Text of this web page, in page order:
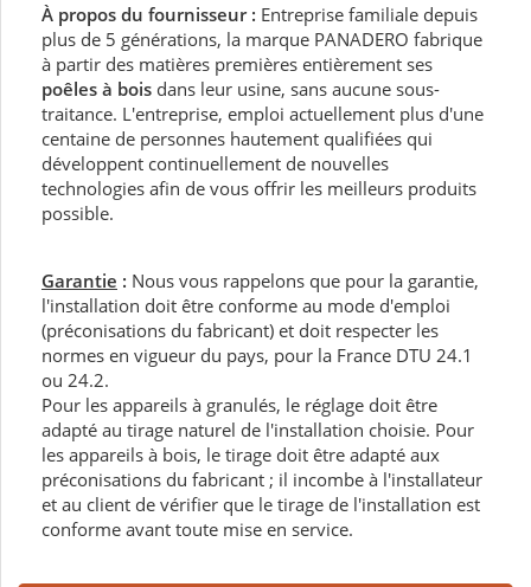
À propos du fournisseur : Entreprise familiale depuis
plus de 5 générations, la marque PANADERO fabrique
à partir des matières premières entièrement ses
poêles à bois dans leur usine, sans aucune sous-
traitance. L'entreprise, emploi actuellement plus d'une
centaine de personnes hautement qualifiées qui
développent continuellement de nouvelles
technologies afin de vous offrir les meilleurs produits
possible.
Garantie : Nous vous rappelons que pour la garantie,
l'installation doit être conforme au mode d'emploi
(préconisations du fabricant) et doit respecter les
normes en vigueur du pays, pour la France DTU 24.1
ou 24.2.
Pour les appareils à granulés, le réglage doit être
adapté au tirage naturel de l'installation choisie. Pour
les appareils à bois, le tirage doit être adapté aux
préconisations du fabricant ; il incombe à l'installateur
et au client de vérifier que le tirage de l'installation est
conforme avant toute mise en service.